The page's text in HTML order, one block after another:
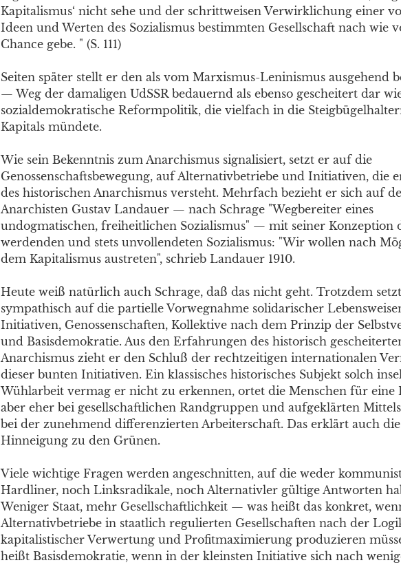
Kapitalismus‘ nicht sehe und der schrittweisen Verwirklichung einer
Ideen und Werten des Sozialismus bestimmten Gesellschaft nach wie
Chance gebe. " (S. 111)
Seiten später stellt er den als vom Marxismus-Leninismus ausgehend
— Weg der damaligen UdSSR bedauernd als ebenso gescheitert dar
sozialdemokratische Reformpolitik, die vielfach in die
Kapitals mündete.
Wie sein Bekenntnis zum Anarchismus signalisiert, setzt er auf die
Genossenschaftsbewegung, auf Alternativbetriebe und Initiativen, die
des historischen Anarchismus versteht. Mehrfach bezieht er sich auf
Anarchisten Gustav Landauer — nach Schrage "Wegbereiter eines
undogmatischen, freiheitlichen Sozialismus" — mit seiner Konzeption
werdenden und stets unvollendeten Sozialismus: "Wir wollen nach
dem Kapitalismus austreten", schrieb Landauer 1910.
Heute weiß natürlich auch Schrage, daß das nicht geht. Trotzdem
sympathisch auf die partielle Vorwegnahme solidarischer
Initiativen, Genossenschaften, Kollektive nach dem Prinzip der
und Basisdemokratie. Aus den Erfahrungen des historisch
Anarchismus zieht er den Schluß der rechtzeitigen internationalen
dieser bunten Initiativen. Ein klassisches historisches Subjekt solch
Wühlarbeit vermag er nicht zu erkennen, ortet die Menschen für eine
aber eher bei gesellschaftlichen Randgruppen und aufgeklärten
bei der zunehmend differenzierten Arbeiterschaft. Das erklärt auch die
Hinneigung zu den Grünen.
Viele wichtige Fragen werden angeschnitten, auf die weder
Hardliner, noch Linksradikale, noch Alternativler gültige Antworten
Weniger Staat, mehr Gesellschaftlichkeit — was heißt das konkret,
Alternativbetriebe in staatlich regulierten Gesellschaften nach der
kapitalistischer Verwertung und Profitmaximierung produzieren
heißt Basisdemokratie, wenn in der kleinsten Initiative sich nach